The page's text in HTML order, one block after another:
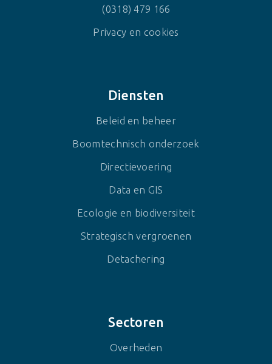
(0318) 479 166
Privacy en cookies
Diensten
Beleid en beheer
Boomtechnisch onderzoek
Directievoering
Data en GIS
Ecologie en biodiversiteit
Strategisch vergroenen
Detachering
Sectoren
Overheden